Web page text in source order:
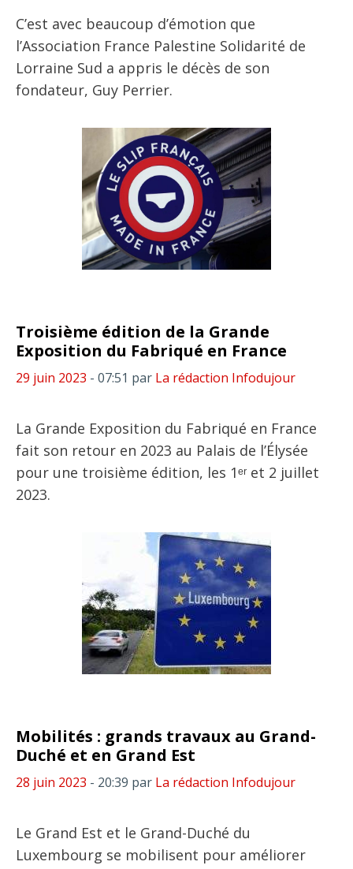
C’est avec beaucoup d’émotion que
l’Association France Palestine Solidarité de
Lorraine Sud a appris le décès de son
fondateur, Guy Perrier.
Troisième édition de la Grande
Exposition du Fabriqué en France
29 juin 2023 - 07:51 par La rédaction Infodujour
La Grande Exposition du Fabriqué en France
fait son retour en 2023 au Palais de l’Élysée
pour une troisième édition, les 1ᵉʳ et 2 juillet
2023.
Mobilités : grands travaux au Grand-
Duché et en Grand Est
28 juin 2023 - 20:39 par La rédaction Infodujour
Le Grand Est et le Grand-Duché du
Luxembourg se mobilisent pour améliorer